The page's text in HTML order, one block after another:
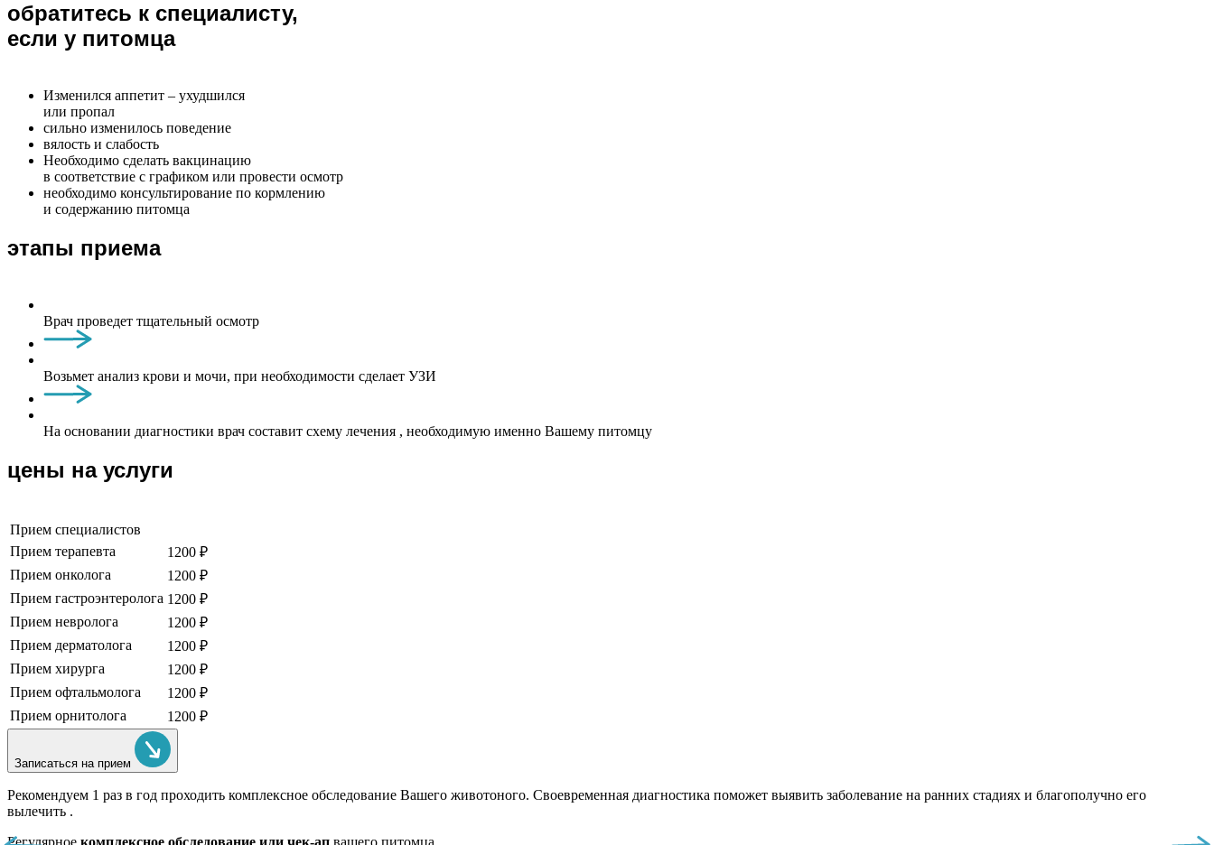
обратитесь к специалисту,
если у питомца
Изменился аппетит – ухудшился
или пропал
сильно изменилось поведение
вялость и слабость
Необходимо сделать вакцинацию
в соответствие с графиком или провести осмотр
необходимо консультирование по кормлению
и содержанию питомца
этапы приема
Врач проведет тщательный осмотр
Возьмет анализ крови и мочи, при необходимости сделает УЗИ
На основании диагностики врач составит схему лечения , необходимую именно Вашему питомцу
цены на услуги
Прием специалистов
Прием терапевта
1200 ₽
Прием онколога
1200 ₽
Прием гастроэнтеролога 1200 ₽
Прием невролога
1200 ₽
Прием дерматолога
1200 ₽
Прием хирурга
1200 ₽
Прием офтальмолога
1200 ₽
Прием орнитолога
1200 ₽
Записаться на прием
Рекомендуем 1 раз в год проходить комплексное обследование Вашего животоного. Своевременная диагностика поможет выявить заболевание на ранних стадиях и благополучно его
вылечить .